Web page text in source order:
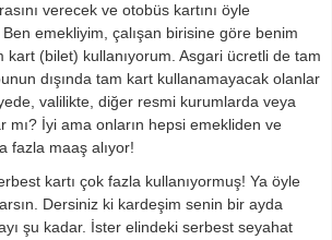
verecek ve otobüs kartını öyle
emekliyim, çalışan birisine göre benim
kart (bilet) kullanıyorum. Asgari ücretli de tam
dışında tam kart kullanamayacak olanlar
valilikte, diğer resmi kurumlarda veya
mı? İyi ama onların hepsi emekliden ve
fazla maaş alıyor!
kartı çok fazla kullanıyormuş! Ya öyle
Dersiniz ki kardeşim senin bir ayda
şu kadar. İster elindeki serbest seyahat